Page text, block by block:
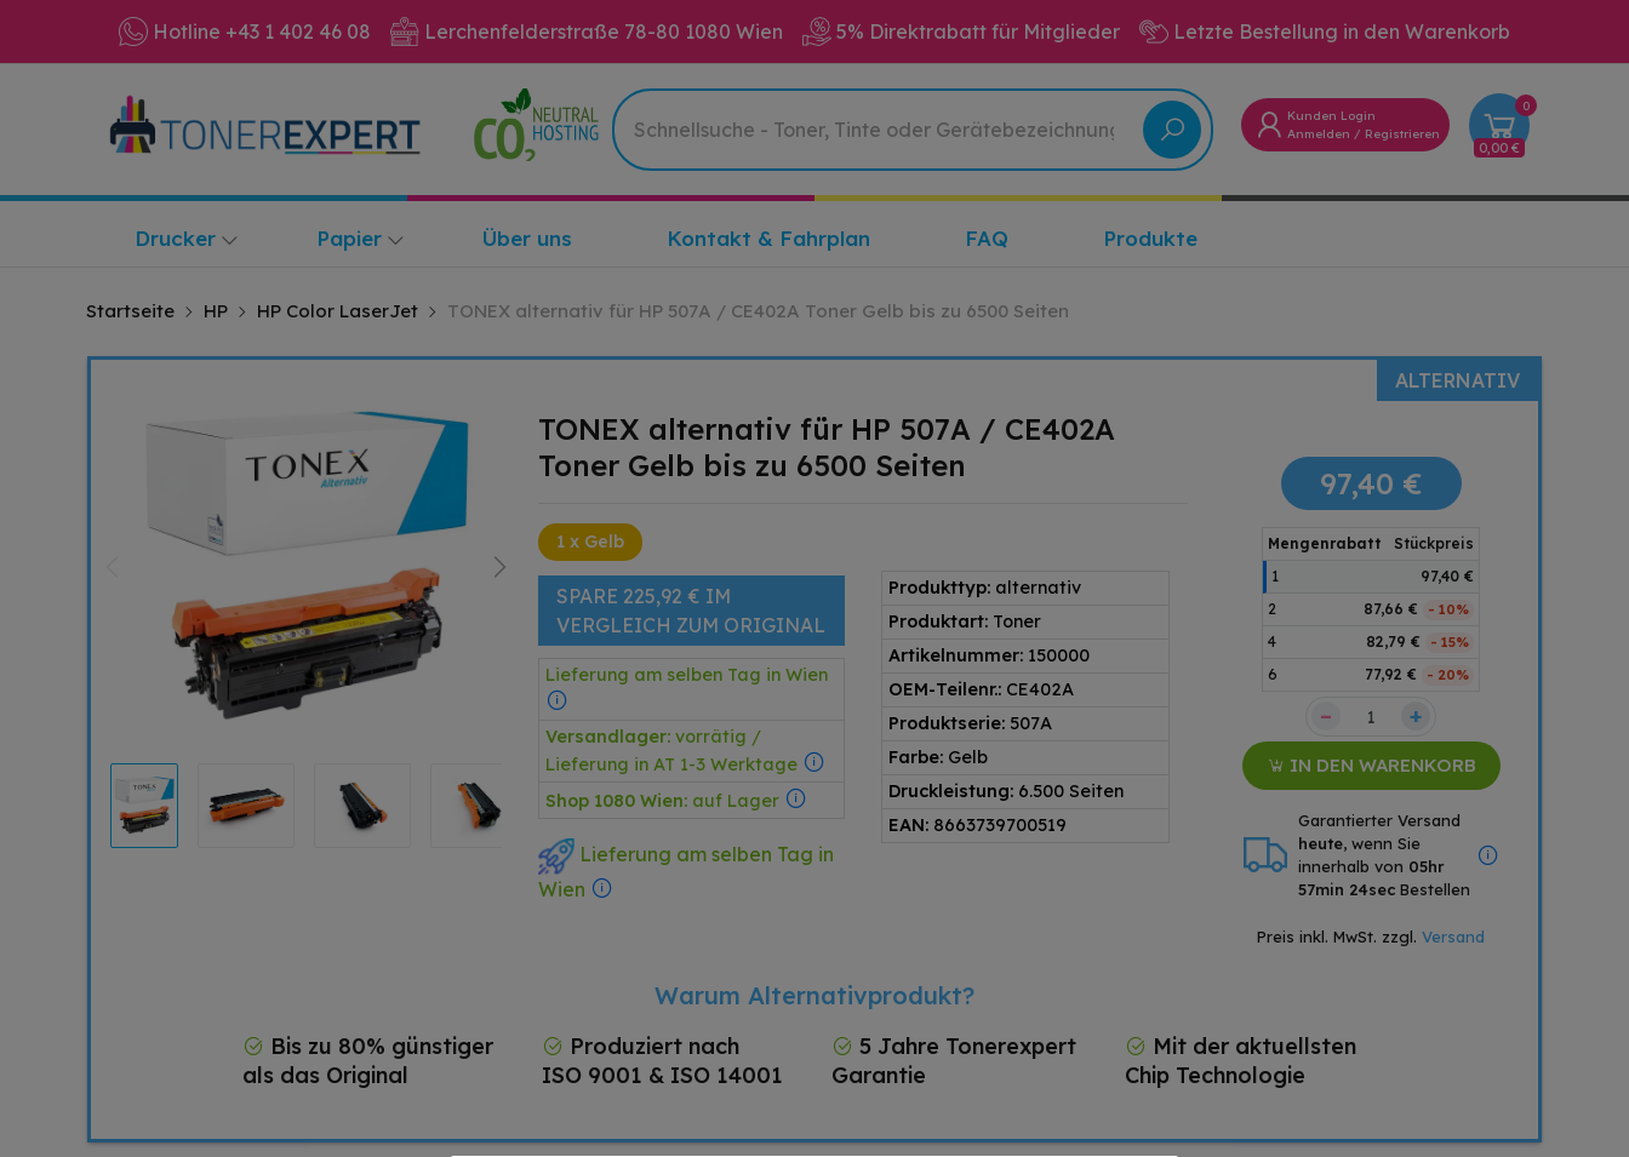
Hotline +43 1 402 46 08 Lerchenfelderstraße 78-80 1080 Wien 5% Direktrabatt für Mitglieder Letzte Bestellung in den Warenkorb
Kunden Login
Anmelden / Registrieren
0
0,00 €
Drucker Papier Über uns Kontakt & Fahrplan FAQ Produkte
Startseite HP HP Color LaserJet TONEX alternativ für HP 507A / CE402A Toner Gelb bis zu 6500 Seiten
ALTERNATIV
TONEX alternativ für HP 507A / CE402A
Toner Gelb bis zu 6500 Seiten
1 x Gelb
SPARE 225,92 € IM
VERGLEICH ZUM ORIGINAL
Lieferung am selben Tag in Wien
Versandlager: vorrätig /
Lieferung in AT 1-3 Werktage
Shop 1080 Wien: auf Lager
Lieferung am selben Tag in
Wien
Produkttyp: alternativ
Produktart: Toner
Artikelnummer: 150000
OEM-Teilenr.: CE402A
Produktserie: 507A
Farbe: Gelb
Druckleistung: 6.500 Seiten
EAN: 8663739700519
97,40 €
Mengenrabatt
Stückpreis
1
97,40 €
2
87,66 € - 10%
4 82,79 € - 15%
6 77,92 € - 20%
– +
IN DEN WARENKORB
Garantierter Versand
heute, wenn Sie
innerhalb von 05hr
57min 23secBestellen
Preis inkl. MwSt. zzgl.Versand
Warum Alternativprodukt?
Bis zu 80% günstiger
als das Original
Produziert nach
ISO 9001 & ISO 14001
5 Jahre Tonerexpert
Garantie
Mit der aktuellsten
Chip Technologie